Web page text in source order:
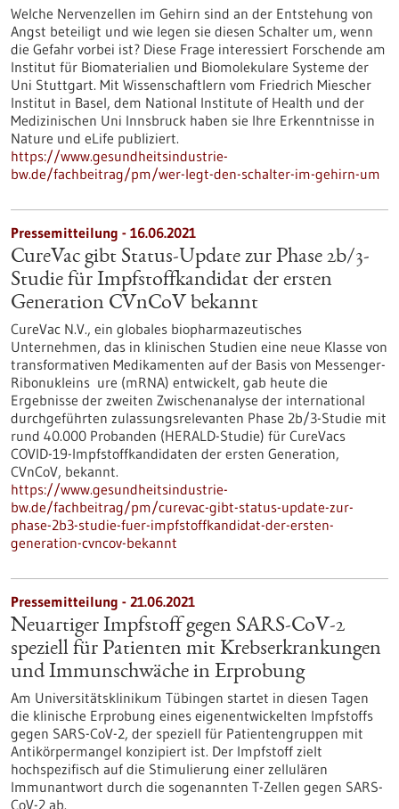
Welche Nervenzellen im Gehirn sind an der Entstehung von
Angst beteiligt und wie legen sie diesen Schalter um, wenn
die Gefahr vorbei ist? Diese Frage interessiert Forschende am
Institut für Biomaterialien und Biomolekulare Systeme der
Uni Stuttgart. Mit Wissenschaftlern vom Friedrich Miescher
Institut in Basel, dem National Institute of Health und der
Medizinischen Uni Innsbruck haben sie Ihre Erkenntnisse in
Nature und eLife publiziert.
https://www.gesundheitsindustrie-
bw.de/fachbeitrag/pm/wer-legt-den-schalter-im-gehirn-um
Pressemitteilung - 16.06.2021
CureVac gibt Status-Update zur Phase 2b/3-
Studie für Impfstoffkandidat der ersten
Generation CVnCoV bekannt
CureVac N.V., ein globales biopharmazeutisches
Unternehmen, das in klinischen Studien eine neue Klasse von
transformativen Medikamenten auf der Basis von Messenger-
Ribonukleins ure (mRNA) entwickelt, gab heute die
Ergebnisse der zweiten Zwischenanalyse der international
durchgeführten zulassungsrelevanten Phase 2b/3-Studie mit
rund 40.000 Probanden (HERALD-Studie) für CureVacs
COVID-19-Impfstoffkandidaten der ersten Generation,
CVnCoV, bekannt.
https://www.gesundheitsindustrie-
bw.de/fachbeitrag/pm/curevac-gibt-status-update-zur-
phase-2b3-studie-fuer-impfstoffkandidat-der-ersten-
generation-cvncov-bekannt
Pressemitteilung - 21.06.2021
Neuartiger Impfstoff gegen SARS-CoV-2
speziell für Patienten mit Krebserkrankungen
und Immunschwäche in Erprobung
Am Universitätsklinikum Tübingen startet in diesen Tagen
die klinische Erprobung eines eigenentwickelten Impfstoffs
gegen SARS-CoV-2, der speziell für Patientengruppen mit
Antikörpermangel konzipiert ist. Der Impfstoff zielt
hochspezifisch auf die Stimulierung einer zellulären
Immunantwort durch die sogenannten T-Zellen gegen SARS-
CoV-2 ab.